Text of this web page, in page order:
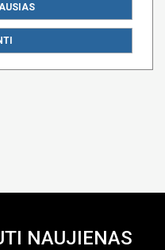
NAUJIENAS